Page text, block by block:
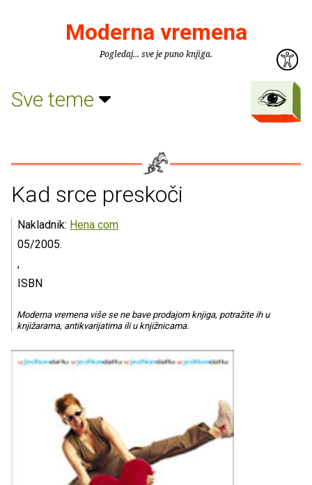
Moderna vremena
Pogledaj... sve je puno knjiga.
Sve teme
Kad srce preskoči
Nakladnik: Hena com
05/2005.
,
ISBN
Moderna vremena više se ne bave prodajom knjiga, potražite ih u
knjižarama, antikvarijatima ili u knjižnicama.